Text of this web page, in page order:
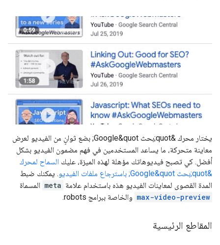
يختار محرك &quot;بحث Google&quot; بضع ثوانٍ من الفيديو لعرض
معاينة متحركة، ما يساعد المستخدمين في فهم مضمون الفيديو بشكل
أفضل. كي تصبح فيديوهاتك مؤهلة لهذه الميزة، عليك السماح لمحرك
&quot;بحث Google&quot; باسترجاع ملفات الفيديو
. يمكنك ضبط
المدة القصوى لمعاينات الفيديو هذه باستخدام علامة meta المسماة
max-video-preview والخاصة ببرامج robots
.
المقاطع الرئيسية